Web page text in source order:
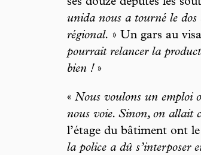
unida nous a tourné le
régional. » Un gars au
pourrait relancer la
bien !»
« Nous voulons un emploi
nous voie. Sinon, on allait
l’étage du bâtiment ont
la police a dû s’interposer